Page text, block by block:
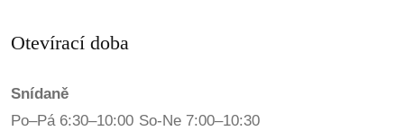
Otevírací doba
Snídaně
Po–Pá 6:30–10:00 So-Ne 7:00–10:30